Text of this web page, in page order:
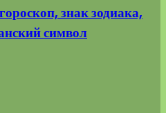
знак зодиака,
символ